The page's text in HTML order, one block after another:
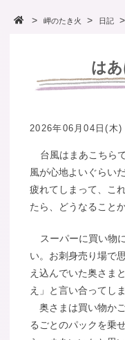
岬のたき火 日記
は
2026年06月04日(木
台風はまあこちら
風が心地よいぐらい
疲れてしまって、こ
たら、どうなること
スーパーに買い物
い。お刺身売り場で
え込んでいた奥さま
え」と言い合ってしま
奥さまは買い物か
るごとのパックを乗